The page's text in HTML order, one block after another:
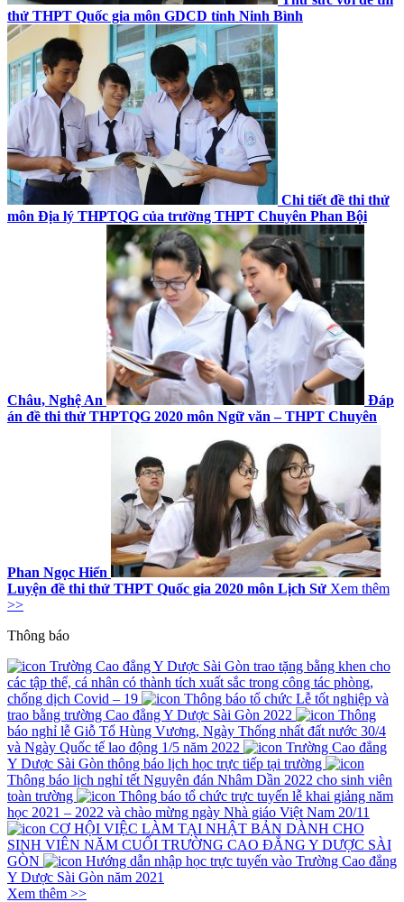
thử THPT Quốc gia môn GDCD tỉnh Ninh Bình
Chi tiết đề thi thử
môn Địa lý THPTQG của trường THPT Chuyên Phan Bội
Châu, Nghệ An
Đáp
án đề thi thử THPTQG 2020 môn Ngữ văn – THPT Chuyên
Phan Ngọc Hiển
Luyện đề thi thử THPT Quốc gia 2020 môn Lịch Sử Xem thêm
>>
Thông báo
Trường Cao đẳng Y Dược Sài Gòn trao tặng bằng khen cho
các tập thể, cá nhân có thành tích xuất sắc trong công tác phòng,
chống dịch Covid – 19
Thông báo tổ chức Lễ tốt nghiệp và
trao bằng trường Cao đẳng Y Dược Sài Gòn 2022
Thông
báo nghỉ lễ Giỗ Tổ Hùng Vương, Ngày Thống nhất đất nước 30/4
và Ngày Quốc tế lao động 1/5 năm 2022
Trường Cao đẳng
Y Dược Sài Gòn thông báo lịch học trực tiếp tại trường
Thông báo lịch nghỉ tết Nguyên đán Nhâm Dần 2022 cho sinh viên
toàn trường
Thông báo tổ chức trực tuyến lễ khai giảng năm
học 2021 – 2022 và chào mừng ngày Nhà giáo Việt Nam 20/11
CƠ HỘI VIỆC LÀM TẠI NHẬT BẢN DÀNH CHO
SINH VIÊN NĂM CUỐI TRƯỜNG CAO ĐẲNG Y DƯỢC SÀI
GÒN
Hướng dẫn nhập học trực tuyến vào Trường Cao đẳng
Y Dược Sài Gòn năm 2021
Xem thêm >>